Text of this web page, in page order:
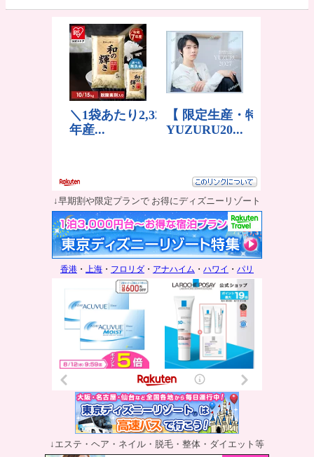
↓早期割や限定プランで お得にディズニーリゾート
香港 ・ 上海 ・ フロリダ ・ アナハイム ・ ハワイ ・ パリ
↓エステ・ヘア・ネイル・脱毛・整体・ダイエット等